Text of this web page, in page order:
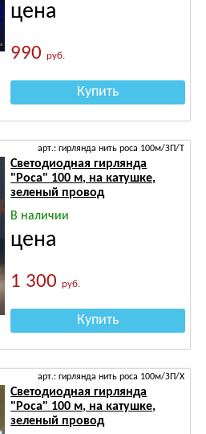
цена
990руб.
Купить
арт.: гирлянда нить роса 100м/ЗП/Т
Светодиодная гирлянда
"Роса" 100 м, на катушке,
зеленый провод
В наличии
цена
1 300руб.
Купить
арт.: гирлянда нить роса 100м/ЗП/Х
Светодиодная гирлянда
"Роса" 100 м, на катушке,
зеленый провод